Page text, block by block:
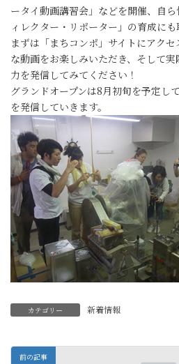
ータイ動画講習会」などを開催、自
ィレクター・リポーター」の育成にも
まずは「まちコンポ」サイトにアク
な動画をお楽しみいただき、そして
力を発信してみてください！
グランドオープンは8月初旬を予定し
を発信していきます。
カテゴリー 新着情報
前の記事